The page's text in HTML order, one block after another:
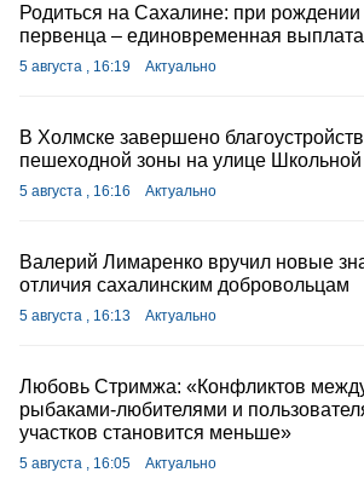
Родиться на Сахалине: при рождении
первенца – единовременная выплата
5 августа , 16:19 Актуально
В Холмске завершено
пешеходной зоны на улице Школьной
5 августа , 16:16 Актуально
Валерий Лимаренко вручил новые
отличия сахалинским добровольцам
5 августа , 16:13 Актуально
Любовь Стримжа: «Конфликтов
рыбаками-любителями и
участков становится меньше»
5 августа , 16:05 Актуально